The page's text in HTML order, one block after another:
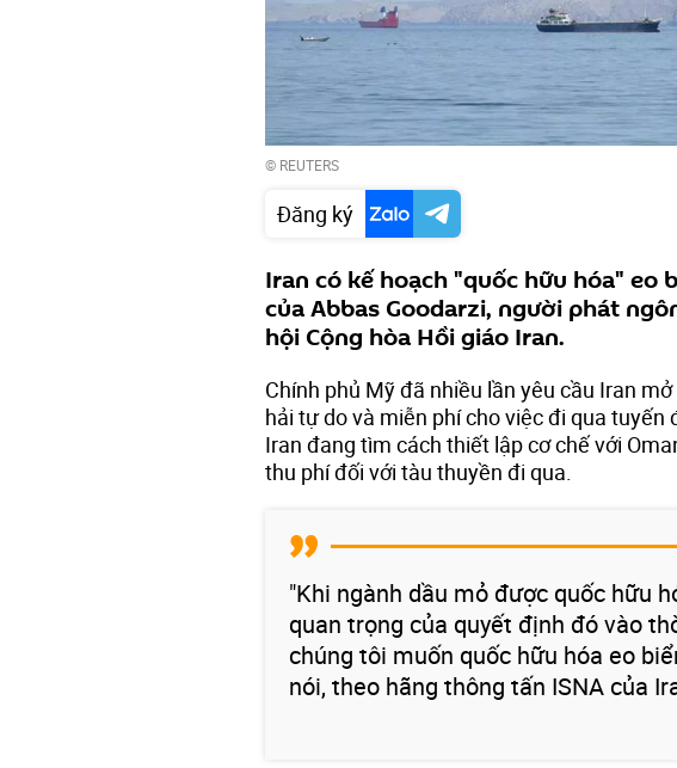
© REUTERS
Đăng ký
Iran có kế hoạch "quốc hữu hóa" eo
của Abbas Goodarzi, người phát
hội Cộng hòa Hồi giáo Iran.
Chính phủ Mỹ đã nhiều lần yêu cầu Iran
hải tự do và miễn phí cho việc đi qua tuyến
Iran đang tìm cách thiết lập cơ chế với
thu phí đối với tàu thuyền đi qua.
"Khi ngành dầu mỏ được quốc hữu
quan trọng của quyết định đó vào
chúng tôi muốn quốc hữu hóa eo
nói, theo hãng thông tấn ISNA của